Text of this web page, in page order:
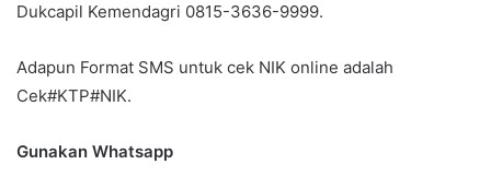
Dukcapil Kemendagri 0815-3636-9999.
Adapun Format SMS untuk cek NIK online adalah
Cek#KTP#NIK.
Gunakan Whatsapp